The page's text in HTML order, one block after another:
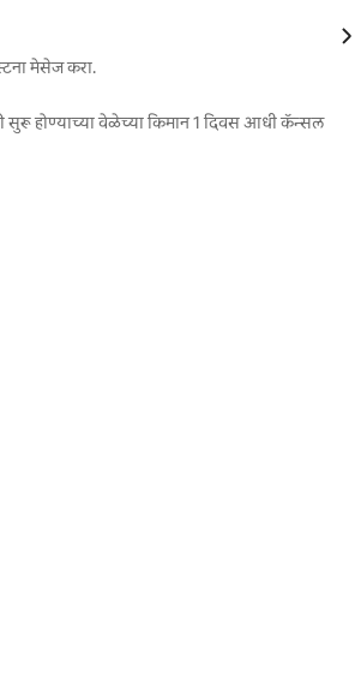
मेसेज करा.
सुरू होण्याच्या वेळेच्या किमान 1 दिवस आधी कॅन्सल